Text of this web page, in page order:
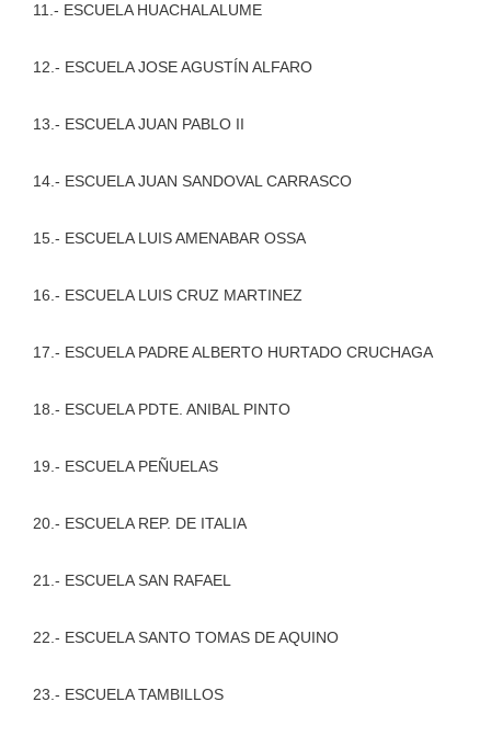
11.- ESCUELA HUACHALALUME
12.- ESCUELA JOSE AGUSTÍN ALFARO
13.- ESCUELA JUAN PABLO II
14.- ESCUELA JUAN SANDOVAL CARRASCO
15.- ESCUELA LUIS AMENABAR OSSA
16.- ESCUELA LUIS CRUZ MARTINEZ
17.- ESCUELA PADRE ALBERTO HURTADO CRUCHAGA
18.- ESCUELA PDTE. ANIBAL PINTO
19.- ESCUELA PEÑUELAS
20.- ESCUELA REP. DE ITALIA
21.- ESCUELA SAN RAFAEL
22.- ESCUELA SANTO TOMAS DE AQUINO
23.- ESCUELA TAMBILLOS